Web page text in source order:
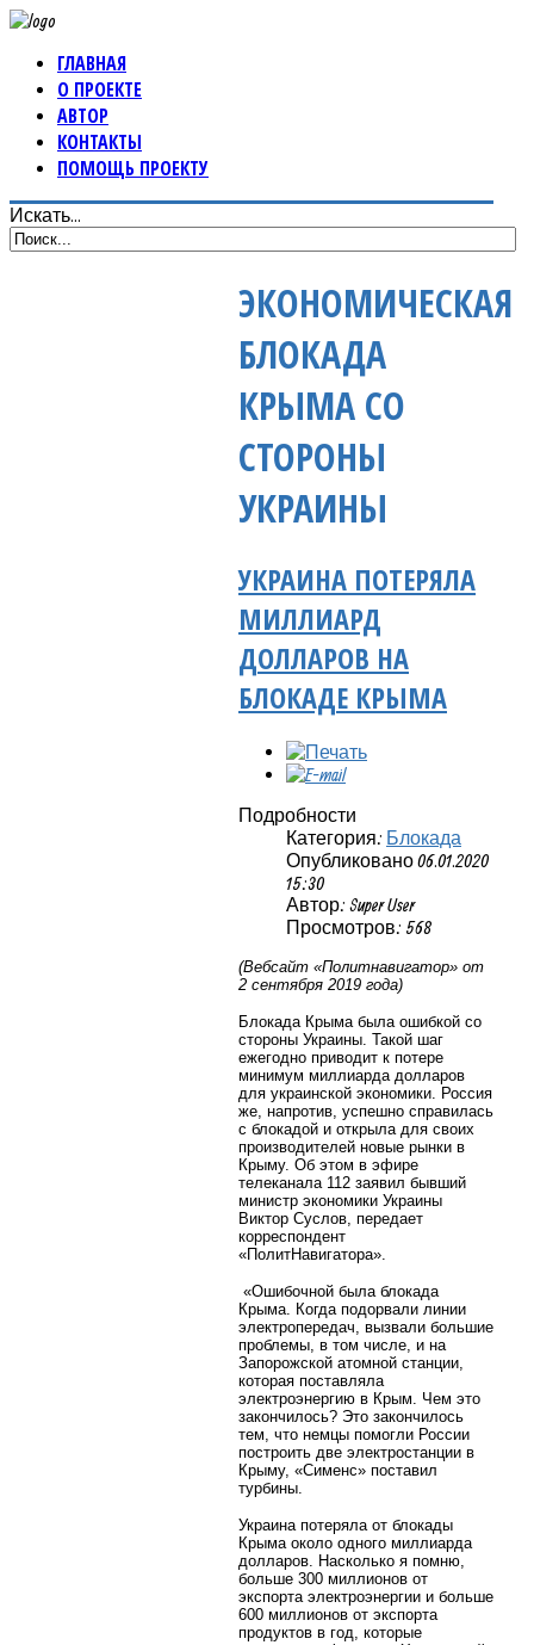
ГЛАВНАЯ
О ПРОЕКТЕ
АВТОР
КОНТАКТЫ
ПОМОЩЬ ПРОЕКТУ
Искать...
ЭКОНОМИЧЕСКАЯ
БЛОКАДА
КРЫМА СО
СТОРОНЫ
УКРАИНЫ
УКРАИНА ПОТЕРЯЛА
МИЛЛИАРД
ДОЛЛАРОВ НА
БЛОКАДЕ КРЫМА
Подробности
Категория: Блокада
Опубликовано 06.01.2020
15:30
Автор: Super User
Просмотров: 568
(Вебсайт «Политнавигатор» от
2 сентября 2019 года)
Блокада Крыма была ошибкой со
стороны Украины. Такой шаг
ежегодно приводит к потере
минимум миллиарда долларов
для украинской экономики. Россия
же, напротив, успешно справилась
с блокадой и открыла для своих
производителей новые рынки в
Крыму. Об этом в эфире
телеканала 112 заявил бывший
министр экономики Украины
Виктор Суслов, передает
корреспондент
«ПолитНавигатора».
«Ошибочной была блокада
Крыма. Когда подорвали линии
электропередач, вызвали большие
проблемы, в том числе, и на
Запорожской атомной станции,
которая поставляла
электроэнергию в Крым. Чем это
закончилось? Это закончилось
тем, что немцы помогли России
построить две электростанции в
Крыму, «Сименс» поставил
турбины.
Украина потеряла от блокады
Крыма около одного миллиарда
долларов. Насколько я помню,
больше 300 миллионов от
экспорта электроэнергии и больше
600 миллионов от экспорта
продуктов в год, которые